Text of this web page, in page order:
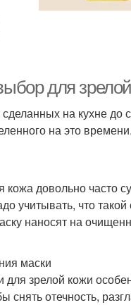
для
на кухне до
на это времени.
кожа довольно часто
учитывать, что
наносят на
маски
для зрелой кожи
снять отечность,